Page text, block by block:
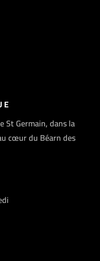
St Germain, dans la
cœur du Béarn des